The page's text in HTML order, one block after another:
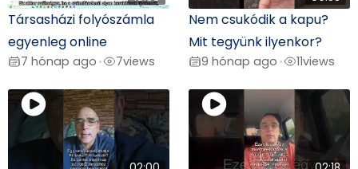
Társasházi folyószámla
egyenleg online
7 hónap ago • 7views
Nem csukódik a kapu?
Mit tegyünk ilyenkor?
9 hónap ago • 11views